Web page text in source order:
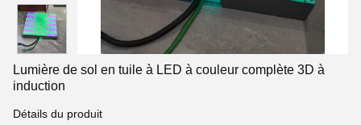
Lumière de sol en tuile à LED à couleur complète 3D à
induction
Détails du produit